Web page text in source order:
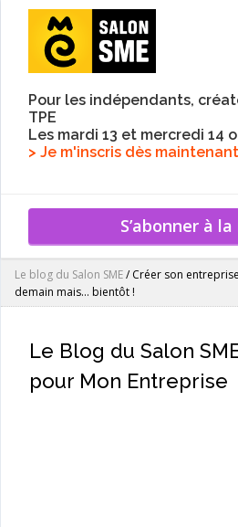
Pour les indépendants,
TPE
Les mardi 13 et mercredi 14
> Je m'inscris dès maintenant
S’abonner à
Le blog du Salon SME/Créer son
demain mais… bientôt !
Le Blog du Salon
pour Mon Entreprise